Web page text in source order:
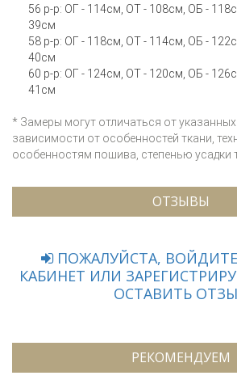
56 р-р: ОГ - 114см, ОТ - 108см, ОБ -
39см
58 р-р: ОГ - 118см, ОТ - 114см, ОБ -
40см
60 р-р: ОГ - 124см, ОТ - 120см, ОБ -
41см
* Замеры могут отличаться от
зависимости от особенностей ткани,
особенностям пошива, степенью усадки
ОТЗЫВЫ
ПОЖАЛУЙСТА,
КАБИНЕТ ИЛИ
ОСТАВИТЬ
РЕКОМЕНДУЕМ